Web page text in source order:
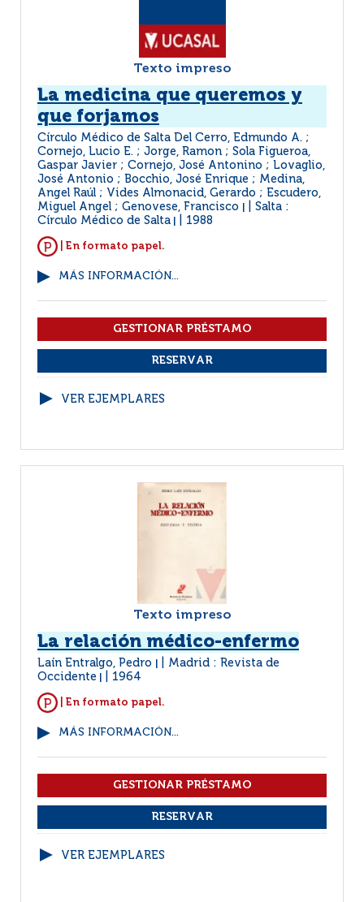
Texto impreso
La medicina que queremos y
que forjamos
Círculo Médico de Salta Del Cerro, Edmundo A. ;
Cornejo, Lucio E. ; Jorge, Ramon ; Sola Figueroa,
Gaspar Javier ; Cornejo, José Antonino ; Lovaglio,
José Antonio ; Bocchio, José Enrique ; Medina,
Angel Raúl ; Vides Almonacid, Gerardo ; Escudero,
Miguel Angel ; Genovese, Francisco
Salta :
Círculo Médico de Salta
1988
| En formato papel.
MÁS INFORMACIÓN...
VER EJEMPLARES
Texto impreso
La relación médico-enfermo
Laín Entralgo, Pedro
Madrid : Revista de
Occidente
1964
| En formato papel.
MÁS INFORMACIÓN...
VER EJEMPLARES